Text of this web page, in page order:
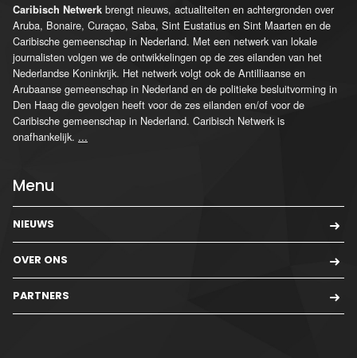
Caribisch Netwerk brengt nieuws, actualiteiten en achtergronden over
Aruba, Bonaire, Curaçao, Saba, Sint Eustatius en Sint Maarten en de
Caribische gemeenschap in Nederland. Met een netwerk van lokale
journalisten volgen we de ontwikkelingen op de zes eilanden van het
Nederlandse Koninkrijk. Het netwerk volgt ook de Antilliaanse en
Arubaanse gemeenschap in Nederland en de politieke besluitvorming in
Den Haag die gevolgen heeft voor de zes eilanden en/of voor de
Caribische gemeenschap in Nederland. Caribisch Netwerk is
onafhankelijk. ...
Menu
NIEUWS
OVER ONS
PARTNERS